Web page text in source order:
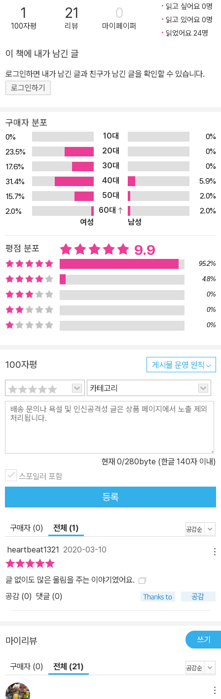
창고, 2020)는 우리가 흔히 마주치는 그 개들에 대한 이야기들 중 하
나이다. 다만 이야기를 글로 묘사하지 않고 오직 그림으로만 표현하
고 있는 ‘글자 없는 그림책’이다. 글이 없으므로 독자들은 오직 그림에
몰입해서 사건의 정황을 파악해 내고 독자들 자신이 체험한 일들과
연결하여 스스로 이야기를 재구성하게 된다. 어딘가 눈길이 오래 머
무는 동안 이야기는 시작되고 또 어느새 완성되는 것이다. 그 과정에
서 독자들은 누군가를 만나고 헤어지고, 잃고 얻고, 돌려주고 다시 찾
기견에 대한 이야기지만, 실은 우리가 살아가면서 겪는 숱한 만남과
관계, 이별과 상실과 재회, 그리고 그 모두를 아우르는 사랑에 관한 이
야기이기도 하다. ▶잃어버린 개, 우연히 만난 개, 돌려준 개, 아직 찾
지 못한 개, 다시 만난 개… 더할 나위 없이 애틋한, 세상의 그 모든 개
들 그리고 우리들 그림책 『찾습니다』(보물창고, 2020)는 비 오는 날
아파트 창가에서 밖을 내다보던 한 소녀의 시야에 외로운 개 한 마리
가 들어오는 장면으로 시작된다. 소녀는 주저 없이 그 개를 집 안으로
들이고 함께 지내는데, 독자들은 그 모습을 지켜보다가 방 안 벽에 붙
은 전단지 한 장을 발견하게 된다. 그 소녀가 개를 잃어버렸으며 이름
이 ‘도담이’라는 사실을 알게 해 주는 정보가 그 안에 담겨 있다. 집 안
에 새로 들인 개에게 먹이를 주는 밥그릇에도 도담이라는 이름이 적
혀 있는데, 글자 없는 이 그림책에서 볼 수 있는 정보는 이처럼 전단
지, 이름표, 간판 등에 적힌 간단한 글자들뿐이다. 독자들은 그림을 따
라가며, 낯선 개를 집 안에 들여 돌보기 시작했지만 자신이 기르던 개
가 쓰던 물건을 흔쾌히 내주지 못하고 머뭇거리는 소녀의 심리를 읽
게 된다. 하지만 머지않아 서로 마음을 연 둘 사이의 교감과 결속은 매
친구를 ‘초롱이’라 부르던 원래의 주인에게 돌려준다. 허탈하고 쓸쓸
한 마음으로 집에 돌아오는 길, 소녀는 마침 ‘유기견 쉼터’ 앞을 지나
게 되고, 유리창 너머로 자신을 물끄러미 쳐다보는 또 한 마리 개와 눈
을 마주치게 된다. 이제 또 다른 만남, 또 다른 관계 또 다른 이야기가
곧 시작될 것이다. 이 모든 장면들은 오직 펜으로 그린 간결한 선과 부
고요함은 단순히 말(글)이 없다는 것에 그치지 않는다. 섬세하고 아름
답게 시각적으로 처리된 침묵은 독자들 가슴에 감정의 샘물이 솟아오
르게 자극하고 또 넘쳐흘러 냇물을 이루도록 유도한다. 그리하여 잃
어버린 개, 우연히 만난 개, 돌려준 개, 아직 찾지 못한 개, 다시 만난
야기는 비로소 완성되고 또 끝없이 확장된다.
1
100자평
21
리뷰
0
마이페이퍼
읽고 싶어요 0명
읽고 있어요 0명
읽었어요 24명
이 책에 내가 남긴 글
로그인하면 내가 남긴 글과 친구가 남긴 글을 확인할 수 있습니다.
로그인하기
구매자 분포
0% 10대
0%
23.5%
20대
0%
17.6%
30대
0%
31.4%
40대
5.9%
15.7%
50대
2.0%
2.0%
60대
2.0%
여성
남성
평점 분포 9.9
95.2%
4.8%
0%
0%
0%
100자평 게시물 운영 원칙
카테고리
현재 0/280byte (한글 140자 이내)
스포일러 포함
등록
구매자 (0) 전체 (1)
heartbeat1321 2020-03-10
글 없이도 많은 울림을 주는 이야기였어요.
공감 (0) 댓글 (0)
마이리뷰 쓰기
구매자 (0) 전체 (21)